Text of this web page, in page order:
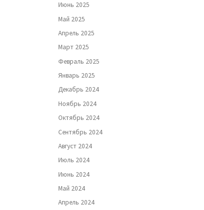
Июнь 2025
Май 2025
Апрель 2025
Март 2025
Февраль 2025
Январь 2025
Декабрь 2024
Ноябрь 2024
Октябрь 2024
Сентябрь 2024
Август 2024
Июль 2024
Июнь 2024
Май 2024
Апрель 2024